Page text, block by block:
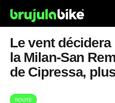
Le vent
la Milan-San
de Cipressa,
ROUTE